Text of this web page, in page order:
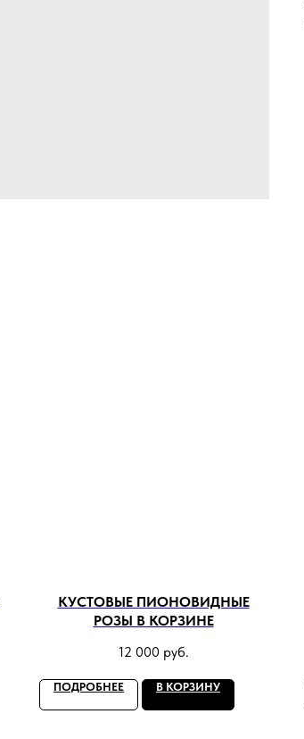
КУСТОВЫЕ ПИОНОВИДНЫЕ
РОЗЫ В КОРЗИНЕ
12 000 руб.
ПОДРОБНЕЕ В КОРЗИНУ